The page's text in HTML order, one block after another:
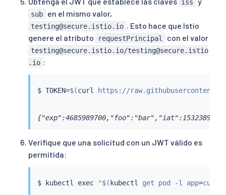
iss
sub en el mismo valor,
testing@secure.istio.io
. Esto hace que Istio
genere el atributo
requestPrincipal con el valor
testing@secure.istio.io/testing@secure.istio
.io :
$ TOKEN=$(curl https://
Verifique que una solicitud con un JWT válido es
permitida:
$ kubectl exec "$( kubectl get pod -l app=curl -